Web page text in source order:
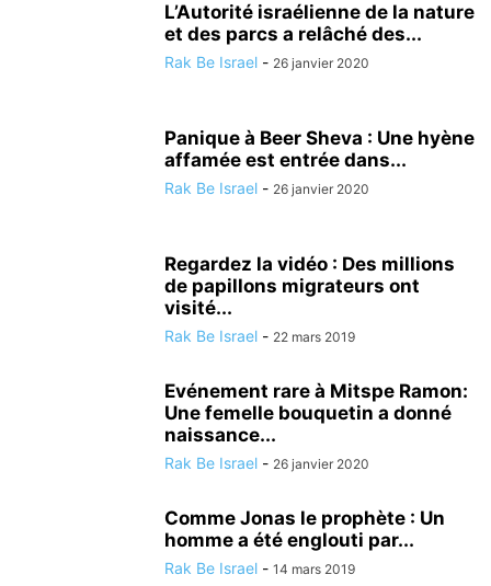
L’Autorité israélienne de la nature
et des parcs a relâché des...
Rak Be Israel - 26 janvier 2020
Panique à Beer Sheva : Une hyène
affamée est entrée dans...
Rak Be Israel - 26 janvier 2020
Regardez la vidéo : Des millions
de papillons migrateurs ont
visité...
Rak Be Israel - 22 mars 2019
Evénement rare à Mitspe Ramon:
Une femelle bouquetin a donné
naissance...
Rak Be Israel - 26 janvier 2020
Comme Jonas le prophète : Un
homme a été englouti par...
Rak Be Israel - 14 mars 2019